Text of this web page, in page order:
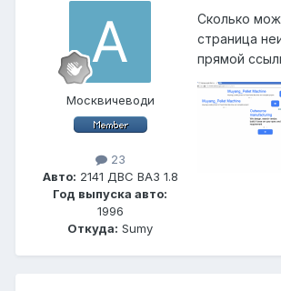
Москвичеводи
23
Авто: 2141 ДВС ВАЗ 1.8
Год выпуска авто:
1996
Откуда: Sumy
Сколько
страница
прямой